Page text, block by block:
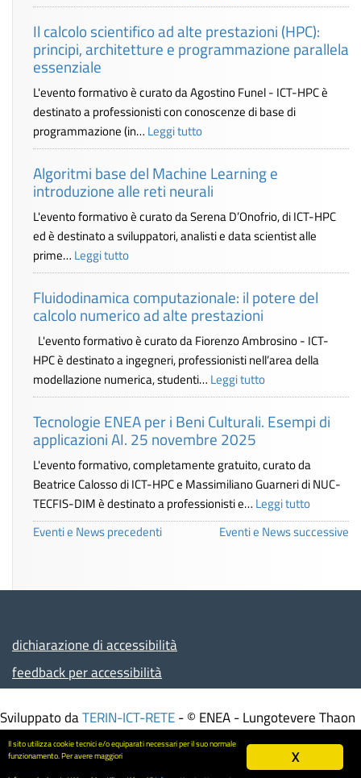
Il calcolo scientifico ad alte prestazioni (HPC):
principi, architetture e programmazione parallela
essenziale
L'evento formativo è curato da Agostino Funel - ICT-HPC è
destinato a professionisti con conoscenze di base di
programmazione (in… Leggi tutto
Algoritmi base del Machine Learning e
introduzione alle reti neurali
L'evento formativo è curato da Serena D’Onofrio, di ICT-HPC
ed è destinato a sviluppatori, analisti e data scientist alle
prime… Leggi tutto
Fluidodinamica computazionale: il potere del
calcolo numerico ad alte prestazioni
L'evento formativo è curato da Fiorenzo Ambrosino - ICT-
HPC è destinato a ingegneri, professionisti nell’area della
modellazione numerica, studenti… Leggi tutto
Tecnologie ENEA per i Beni Culturali. Esempi di
applicazioni AI. 25 novembre 2025
L'evento formativo, completamente gratuito, curato da
Beatrice Calosso di ICT-HPC e Massimiliano Guarneri di NUC-
TECFIS-DIM è destinato a professionisti e… Leggi tutto
Eventi e News successive
Eventi e News precedenti
dichiarazione di accessibilità
feedback per accessibilità
Sviluppato daTERIN-ICT-RETE - © ENEA - Lungotevere Thaon
di Revel, 76 - 00196 ROMA – Italia - Partita IVA
00985801000 - Codice Fiscale 01320740580
X
Il sito utilizza cookie tecnici e/o equiparati necessari per il suo normale
funzionamento. Per avere maggiori